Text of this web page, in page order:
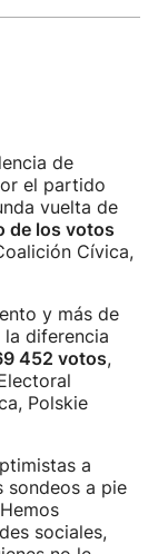
de
el partido
vuelta de
de los votos
Cívica,
y más de
la diferencia
452 votos,
Polskie
a
sondeos a pie
sociales,